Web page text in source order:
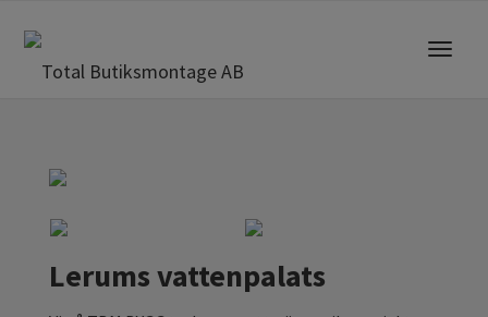
Toggle
Lerums vattenpalats